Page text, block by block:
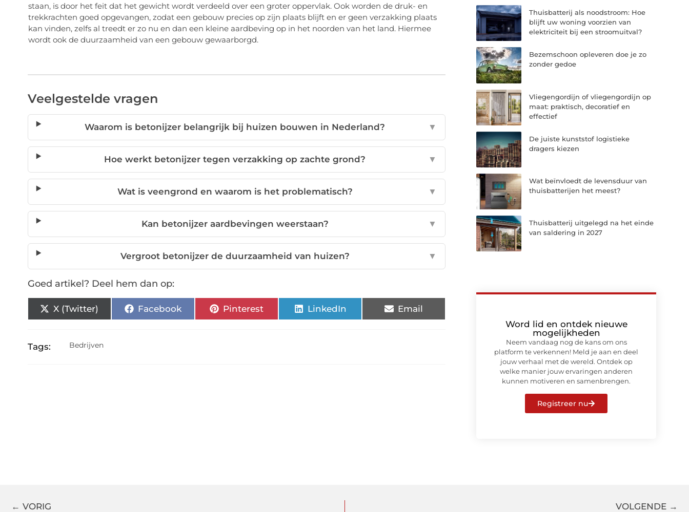
staan, is door het feit dat het gewicht wordt verdeeld over een groter oppervlak. Ook worden de druk- en
trekkrachten goed opgevangen, zodat een gebouw precies op zijn plaats blijft en er geen verzakking plaats
kan vinden, zelfs al treedt er zo nu en dan een kleine aardbeving op in het noorden van het land. Hiermee
wordt ook de duurzaamheid van een gebouw gewaarborgd.
Veelgestelde vragen
Waarom is betonijzer belangrijk bij huizen bouwen in Nederland? ▼
Hoe werkt betonijzer tegen verzakking op zachte grond? ▼
Wat is veengrond en waarom is het problematisch? ▼
Kan betonijzer aardbevingen weerstaan? ▼
Vergroot betonijzer de duurzaamheid van huizen? ▼
Goed artikel? Deel hem dan op:
X (Twitter) Facebook Pinterest LinkedIn Email
Tags: Bedrijven
Thuisbatterij als noodstroom: Hoe
blijft uw woning voorzien van
elektriciteit bij een stroomuitval?
Bezemschoon opleveren doe je zo
zonder gedoe
Vliegengordijn of vliegengordijn op
maat: praktisch, decoratief en
effectief
De juiste kunststof logistieke
dragers kiezen
Wat beïnvloedt de levensduur van
thuisbatterijen het meest?
Thuisbatterij uitgelegd na het einde
van saldering in 2027
Word lid en ontdek nieuwe
mogelijkheden
Neem vandaag nog de kans om ons
platform te verkennen! Meld je aan en deel
jouw verhaal met de wereld. Ontdek op
welke manier jouw ervaringen anderen
kunnen motiveren en samenbrengen.
Registreer nu
← VORIG VOLGENDE →